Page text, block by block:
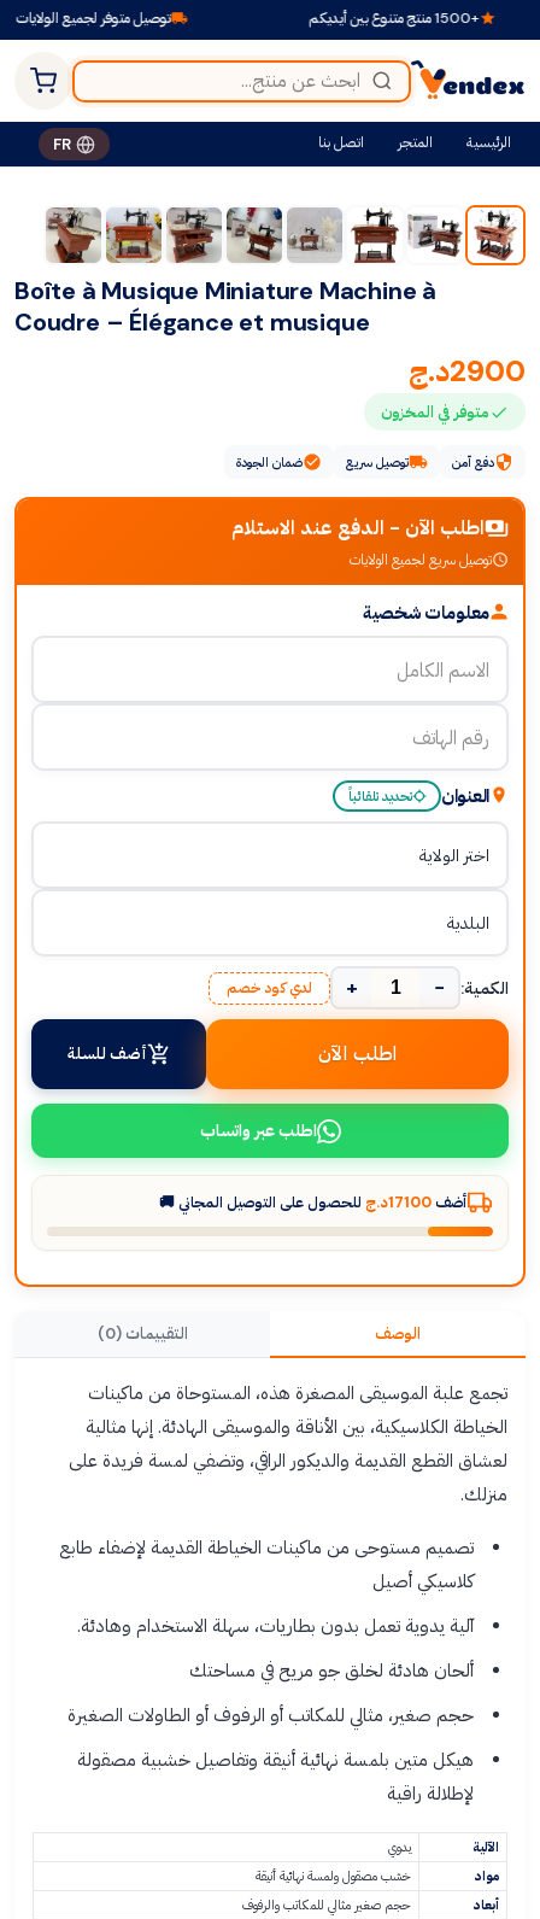
توصيل متوفر لجميع الولايات
الرئيسية المتجر اتصل بنا FR
Boîte à Musique Miniature Machine à
Coudre – Élégance et musique
2900د.ج
متوفر في المخزون
دفع آمن توصيل سريع ضمان الجودة
اطلب الآن - الدفع عند الاستلام
توصيل سريع لجميع الولايات
معلومات شخصية
العنوان تحديد تلقائياً
الكمية: −
+ لدي كود خصم
اطلب الآن أضف للسلة
اطلب عبر واتساب
أضف 17100د.ج للحصول على التوصيل المجاني 🚚
الوصف التقييمات (0)
تجمع علبة الموسيقى المصغرة هذه، المستوحاة من ماكينات
الخياطة الكلاسيكية، بين الأناقة والموسيقى الهادئة. إنها مثالية
لعشاق القطع القديمة والديكور الراقي، وتضفي لمسة فريدة على
منزلك.
تصميم مستوحى من ماكينات الخياطة القديمة لإضفاء طابع
كلاسيكي أصيل
آلية يدوية تعمل بدون بطاريات، سهلة الاستخدام وهادئة.
ألحان هادئة لخلق جو مريح في مساحتك
حجم صغير، مثالي للمكاتب أو الرفوف أو الطاولات الصغيرة
هيكل متين بلمسة نهائية أنيقة وتفاصيل خشبية مصقولة
لإطلالة راقية
الآلية
يدوي
مواد
خشب مصقول ولمسة نهائية أنيقة
أبعاد
حجم صغير مثالي للمكاتب والرفوف